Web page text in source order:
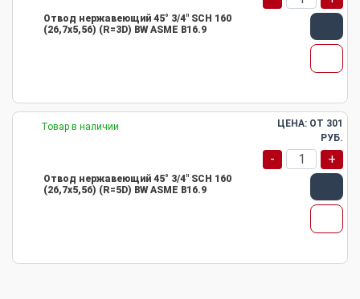
Отвод нержавеющий 45° 3/4" SCH 160
(26,7х5,56) (R=3D) BW ASME B16.9
Товар в наличии
Отвод нержавеющий 45° 3/4" SCH 160
(26,7х5,56) (R=5D) BW ASME B16.9
ЦЕНА: ОТ 301
РУБ.
- +